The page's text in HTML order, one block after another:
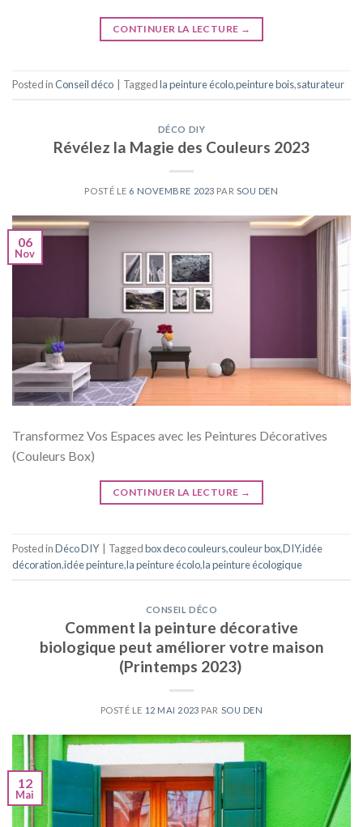
CONTINUER LA LECTURE →
Posted inConseil déco Taggedla peinture écolo,peinture bois,saturateur
DÉCO DIY
Révélez la Magie des Couleurs 2023
POSTÉ LE 6 NOVEMBRE 2023 PAR SOU DEN
06
Nov
Transformez Vos Espaces avec les Peintures Décoratives
(Couleurs Box)
CONTINUER LA LECTURE →
Posted inDéco DIY Taggedbox deco couleurs,couleur box,DIY,idée
décoration,idée peinture,la peinture écolo,la peinture écologique
CONSEIL DÉCO
Comment la peinture décorative
biologique peut améliorer votre maison
(Printemps 2023)
POSTÉ LE 12 MAI 2023 PAR SOU DEN
12
Mai